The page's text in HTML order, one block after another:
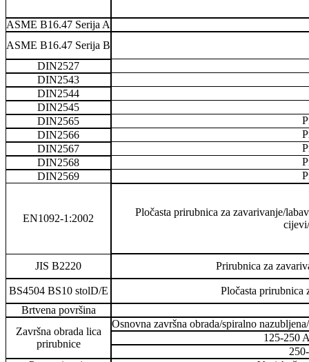
ASME B16.47 Serija A
ASME B16.47 Serija B
DIN2527
DIN2543
DIN2544
DIN2545
DIN2565
DIN2566
DIN2567
DIN2568
DIN2569
EN1092-1:2002
Pločasta prirubnica za zavarivanje/
JIS B2220 Prirubnica za
BS4504 BS10 stolD/E
Pločasta prirubnica
Brtvena površina
Završna obrada lica
prirubnice
Osnovna završna obrada/spiralno
125-250